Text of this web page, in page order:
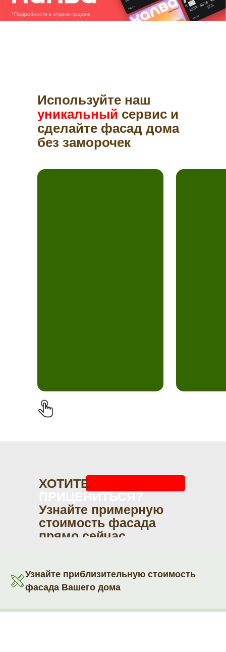
Используйте наш
уникальный сервис и
сделайте фасад дома
без заморочек
ХОТИТЕ
Узнайте примерную
стоимость фасада
прямо сейчас
Узнайте приблизительную стоимость
фасада Вашего дома